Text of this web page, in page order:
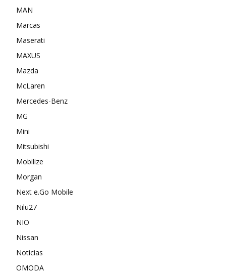
MAN
Marcas
Maserati
MAXUS
Mazda
McLaren
Mercedes-Benz
MG
Mini
Mitsubishi
Mobilize
Morgan
Next e.Go Mobile
Nilu27
NIO
Nissan
Noticias
OMODA